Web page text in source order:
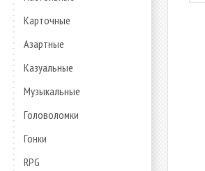
Карточные
Азартные
Казуальные
Музыкальные
Головоломки
Гонки
RPG